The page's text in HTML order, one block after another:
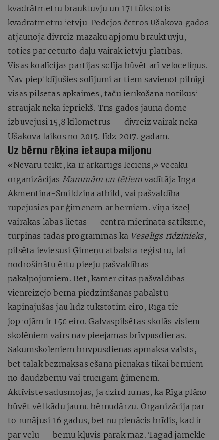
kvadrātmetru brauktuvju un 171 tūkstotis
kvadrātmetru ietvju. Pēdējos četros Ušakova gados
atjaunoja divreiz mazāku apjomu brauktuvju,
toties par ceturto daļu vairāk ietvju platības.
Visas koalīcijas partijas solīja būvēt arī veloceliņus.
Nav piepildījušies solījumi ar tiem savienot pilnīgi
visas pilsētas apkaimes, taču ierīkošana notikusi
straujāk nekā iepriekš. Trīs gados jaunā dome
izbūvējusi 15,8 kilometrus — divreiz vairāk nekā
Ušakova laikos no 2015. līdz 2017. gadam.
Uz bērnu rēķina ietaupa miljonu
«Nevaru teikt, ka ir ārkārtīgs lēciens,» vecāku
organizācijas Mammām un tētiem vadītāja Inga
Akmentiņa-Smildziņa atbild, vai pašvaldība
rūpējusies par ģimenēm ar bērniem. Viņa izceļ
vairākas labas lietas — centrā mierināta satiksme,
turpinās tādas programmas kā Veselīgs rīdzinieks,
pilsēta ieviesusi Ģimeņu atbalsta reģistru, lai
nodrošinātu ērtu pieeju pašvaldības
pakalpojumiem. Bet, kamēr citas pašvaldības
vienreizējo bērna piedzimšanas pabalstu
kāpinājušas jau līdz tūkstotim eiro, Rīgā tie
joprojām ir 150 eiro. Galvaspilsētas skolās visiem
skolēniem vairs nav pieejamas brīvpusdienas.
Sākumskolēniem brīvpusdienas apmaksā valsts,
bet tālāk bezmaksas ēšana pienākas tikai bērniem
no daudzbērnu vai trūcīgām ģimenēm.
Aktīviste sadusmojas, ja dzird runas, ka Rīga plāno
būvēt vēl kādu jaunu bērnudārzu. Organizācija par
to runājusi 16 gadus, bet nu pienācis brīdis, kad ir
par vēlu — bērnu kļuvis pārāk maz. Tagad jāmeklē